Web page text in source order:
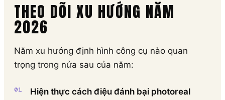
THEO DÕI XU HƯỚNG NĂM
2026
Năm xu hướng định hình công cụ nào quan
trọng trong nửa sau của năm:
Hiện thực cách điệu đánh bại photoreal